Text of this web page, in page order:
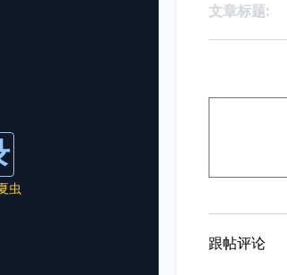
虫
文章标题:
跟帖评论